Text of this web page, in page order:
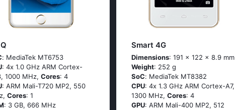
: МеdiаТеk МТ6753
: 4х 1.0 GНz АRМ Соrtех-
1000 MHz,Cores: 4
: ARM Mali-T720 MP2, 550
Cores: 1
: 3 GB, 666 MHz
Smart 4G
Dimensions: 191 x 122 x 8.9 mm
Weight: 252 g
SoC: МеdiаТеk МТ8382
CPU: 4х 1.3 GНz АRМ Соrtех-А7,
1300 MHz, Cores: 4
GPU: ARM Mali-400 MP2, 512